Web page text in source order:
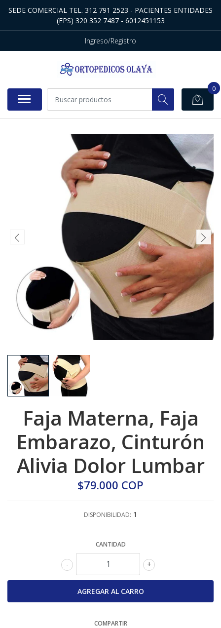
SEDE COMERCIAL TEL. 312 791 2523 - PACIENTES ENTIDADES
(EPS) 320 352 7487 - 6012451153
Ingreso/Registro
0
Faja Materna, Faja
Embarazo, Cinturón
Alivia Dolor Lumbar
$79.000 COP
DISPONIBILIDAD: 1
CANTIDAD
+
-
COMPARTIR